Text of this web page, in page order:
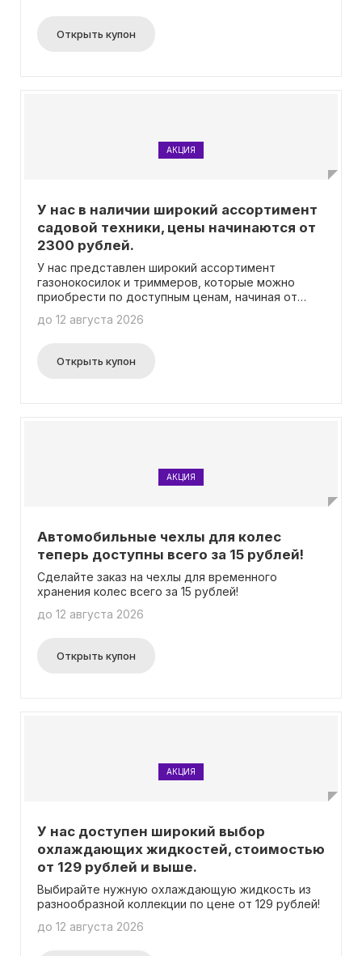
Открыть купон
АКЦИЯ
У нас в наличии широкий ассортимент
садовой техники, цены начинаются от
2300 рублей.
У нас представлен широкий ассортимент
газонокосилок и триммеров, которые можно
приобрести по доступным ценам, начиная от
до 12 августа 2026
Открыть купон
АКЦИЯ
Автомобильные чехлы для колес
теперь доступны всего за 15 рублей!
Сделайте заказ на чехлы для временного
хранения колес всего за 15 рублей!
до 12 августа 2026
Открыть купон
АКЦИЯ
У нас доступен широкий выбор
охлаждающих жидкостей, стоимостью
от 129 рублей и выше.
Выбирайте нужную охлаждающую жидкость из
разнообразной коллекции по цене от 129 рублей!
до 12 августа 2026